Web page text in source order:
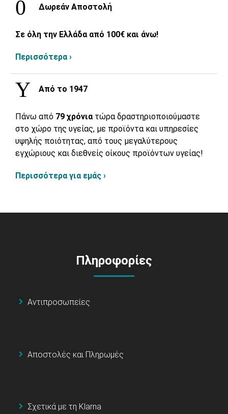
Δωρεάν Αποστολή
Σε όλη την Ελλάδα από 100€ και άνω!
Περισσότερα ›
Από το 1947
Πάνω από 79 χρόνια τώρα δραστηριοποιούμαστε
στο χώρο της υγείας, με προϊόντα και υπηρεσίες
υψηλής ποιότητας, από τους μεγαλύτερους
εγχώριους και διεθνείς οίκους προϊόντων υγείας!
Περισσότερα για εμάς ›
Πληροφορίες
Αντιπροσωπείες
Αποστολές και Πληρωμές
Σχετικά με τη Klarna